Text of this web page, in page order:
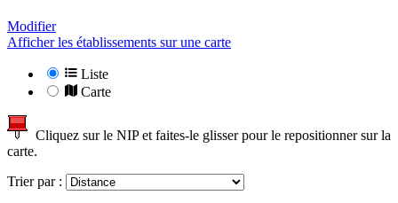
Modifier
Afficher les établissements sur une carte
Liste
Carte
Cliquez sur le NIP et faites-le glisser pour le repositionner sur la
carte.
Trier par :